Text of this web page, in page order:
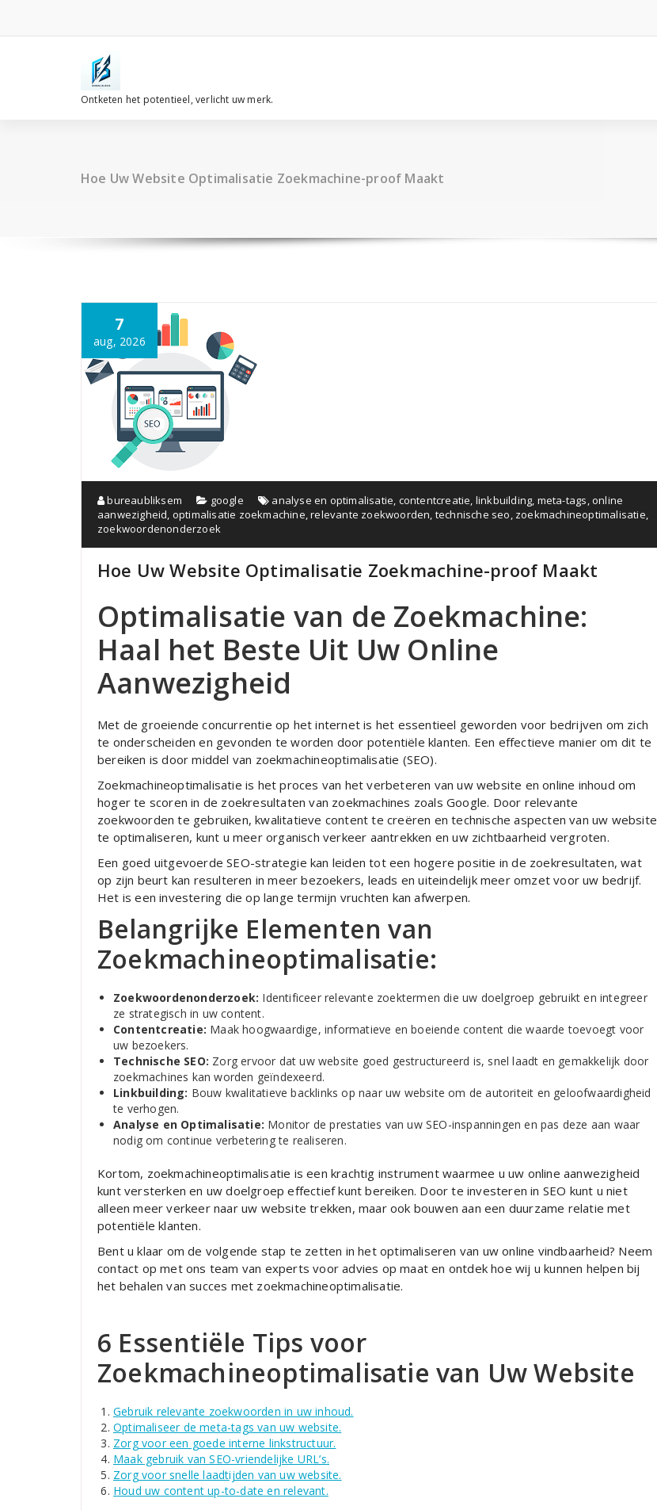
de
Ontketen het potentieel, verlicht uw merk.
Hoe Uw Website Optimalisatie Zoekmachine-proof Maakt
7
aug, 2026
bureaubliksem google analyse en optimalisatie, contentcreatie, linkbuilding, meta-tags,online
aanwezigheid, optimalisatie zoekmachine,relevante zoekwoorden, technische seo, zoekmachineoptimalisatie,
zoekwoordenonderzoek
Hoe Uw Website Optimalisatie Zoekmachine-proof Maakt
Optimalisatie van de Zoekmachine:
Haal het Beste Uit Uw Online
Aanwezigheid
Met de groeiende concurrentie op het internet is het essentieel geworden voor bedrijven om zich
te onderscheiden en gevonden te worden door potentiële klanten. Een effectieve manier om dit te
bereiken is door middel van zoekmachineoptimalisatie (SEO).
Zoekmachineoptimalisatie is het proces van het verbeteren van uw website en online inhoud om
hoger te scoren in de zoekresultaten van zoekmachines zoals Google. Door relevante
zoekwoorden te gebruiken, kwalitatieve content te creëren en technische aspecten van uw website
te optimaliseren, kunt u meer organisch verkeer aantrekken en uw zichtbaarheid vergroten.
Een goed uitgevoerde SEO-strategie kan leiden tot een hogere positie in de zoekresultaten, wat
op zijn beurt kan resulteren in meer bezoekers, leads en uiteindelijk meer omzet voor uw bedrijf.
Het is een investering die op lange termijn vruchten kan afwerpen.
Belangrijke Elementen van
Zoekmachineoptimalisatie:
Zoekwoordenonderzoek: Identificeer relevante zoektermen die uw doelgroep gebruikt en integreer
ze strategisch in uw content.
Contentcreatie: Maak hoogwaardige, informatieve en boeiende content die waarde toevoegt voor
uw bezoekers.
Technische SEO: Zorg ervoor dat uw website goed gestructureerd is, snel laadt en gemakkelijk door
zoekmachines kan worden geïndexeerd.
Linkbuilding: Bouw kwalitatieve backlinks op naar uw website om de autoriteit en geloofwaardigheid
te verhogen.
Analyse en Optimalisatie: Monitor de prestaties van uw SEO-inspanningen en pas deze aan waar
nodig om continue verbetering te realiseren.
Kortom, zoekmachineoptimalisatie is een krachtig instrument waarmee u uw online aanwezigheid
kunt versterken en uw doelgroep effectief kunt bereiken. Door te investeren in SEO kunt u niet
alleen meer verkeer naar uw website trekken, maar ook bouwen aan een duurzame relatie met
potentiële klanten.
Bent u klaar om de volgende stap te zetten in het optimaliseren van uw online vindbaarheid? Neem
contact op met ons team van experts voor advies op maat en ontdek hoe wij u kunnen helpen bij
het behalen van succes met zoekmachineoptimalisatie.
6 Essentiële Tips voor
Zoekmachineoptimalisatie van Uw Website
Gebruik relevante zoekwoorden in uw inhoud.
Optimaliseer de meta-tags van uw website.
Zorg voor een goede interne linkstructuur.
Maak gebruik van SEO-vriendelijke URL’s.
Zorg voor snelle laadtijden van uw website.
Houd uw content up-to-date en relevant.